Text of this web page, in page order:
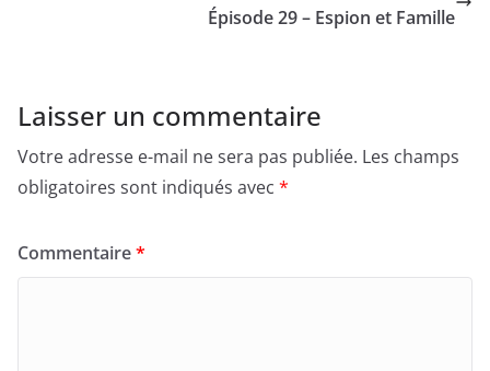
Épisode 29 – Espion et Famille
Laisser un commentaire
Votre adresse e-mail ne sera pas publiée. Les champs
obligatoires sont indiqués avec *
Commentaire*